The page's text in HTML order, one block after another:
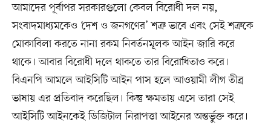
আমাদের পূর্বাপর সরকারগুলো কেবল বিরোধী দল নয়,
সংবাদমাধ্যমকেও ‘দেশ ও জনগণের’ শত্রু ভাবে এবং সেই শত্রুকে
মোকাবিলা করতে নানা রকম নিবর্তনমূলক আইন জারি করে
থাকে। আবার বিরোধী দলে থাকতে তার বিরোধিতাও করে।
বিএনপি আমলে আইসিটি আইন পাস হলে আওয়ামী লীগ তীব্র
ভাষায় এর প্রতিবাদ করেছিল। কিন্তু ক্ষমতায় এসে তারা সেই
আইসিটি আইনকেই ডিজিটাল নিরাপত্তা আইনের অন্তর্ভুক্ত করে।